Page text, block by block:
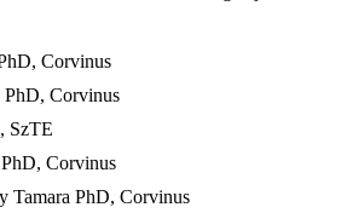
Corvinus
Corvinus
SzTE
Corvinus
Tamara PhD, Corvinus